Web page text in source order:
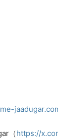
（https://